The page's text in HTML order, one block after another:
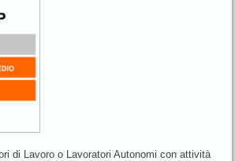
di Lavoro o Lavoratori Autonomi con attività